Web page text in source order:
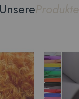
UnsereProdukte